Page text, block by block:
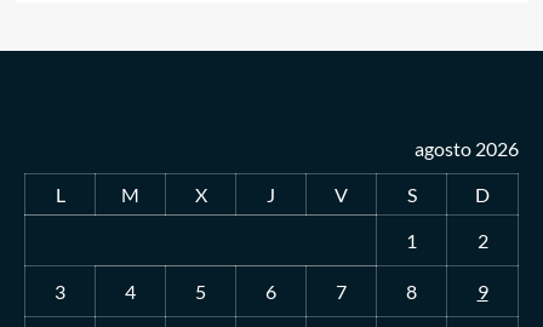
agosto 2026
L
M X J V S
D
1
2
3 4 5 6 7 8 9